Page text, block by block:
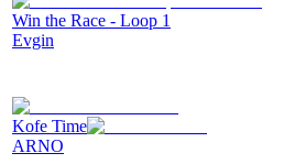
Win the Race - Loop 1
Evgin
Kofe Time
ARNO